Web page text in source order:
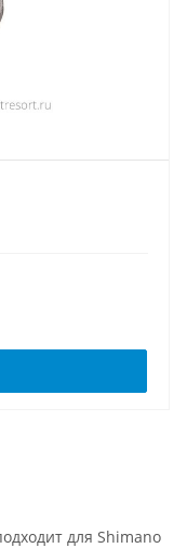
для Shimano